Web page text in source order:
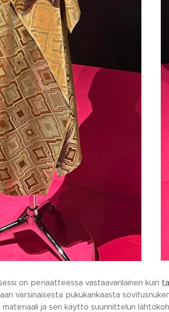
on periaatteessa vastaavanlainen kuin
varsinaisesta pukukankaasta
ja sen käyttö suunnittelun